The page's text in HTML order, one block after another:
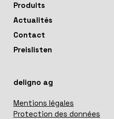
Produits
Actualités
Contact
Preislisten
deligno ag
Mentions légales
Protection des données